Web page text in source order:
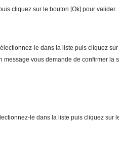
cliquez sur le bouton [Ok] pour valider.
le dans la liste puis cliquez
message vous demande de confirmer la
le dans la liste puis cliquez sur